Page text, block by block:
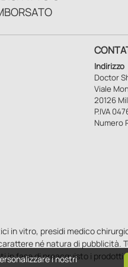
Indirizzo
Doctor
Viale
20126
P.IVA
Numero
in vitro, presidi medico
né natura di pubblicità.
in fase di preacquisto i prodotti
i nostri